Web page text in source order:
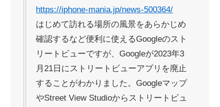
https://iphone-mania.jp/news-500364/
はじめて訪れる場所の風景をあらかじめ
確認するなど便利に使えるGoogleのスト
リートビューですが、Googleが2023年3
月21日にストリートビューアプリを廃止
することがわかりました。Googleマップ
やStreet View Studioからストリートビュ